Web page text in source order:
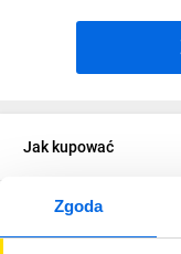
Zgoda
Jak kupować
O firmie